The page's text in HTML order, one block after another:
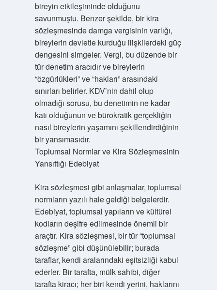
bireyin etkileşiminde olduğunu
savunmuştu. Benzer şekilde, bir kira
sözleşmesinde damga vergisinin varlığı,
bireylerin devletle kurduğu ilişkilerdeki güç
dengesini simgeler. Vergi, bu düzende bir
tür denetim aracıdır ve bireylerin
“özgürlükleri” ve “hakları” arasındaki
sınırları belirler. KDV’nin dahil olup
olmadığı sorusu, bu denetimin ne kadar
katı olduğunun ve bürokratik gerçekliğin
nasıl bireylerin yaşamını şekillendirdiğinin
bir yansımasıdır.
Toplumsal Normlar ve Kira Sözleşmesinin
Yansıttığı Edebiyat
Kira sözleşmesi gibi anlaşmalar, toplumsal
normların yazılı hale geldiği belgelerdir.
Edebiyat, toplumsal yapıların ve kültürel
kodların deşifre edilmesinde önemli bir
araçtır. Kira sözleşmesi, bir tür “toplumsal
sözleşme” gibi düşünülebilir; burada
taraflar, kendi aralarındaki eşitsizliği kabul
ederler. Bir tarafta, mülk sahibi, diğer
tarafta kiracı; her biri kendi yerini, haklarını